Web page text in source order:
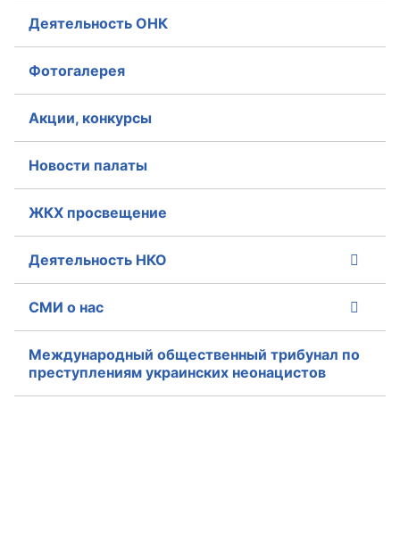
Деятельность ОНК
Фотогалерея
Акции, конкурсы
Новости палаты
ЖКХ просвещение
Деятельность НКО
СМИ о нас
Международный общественный трибунал по
преступлениям украинских неонацистов